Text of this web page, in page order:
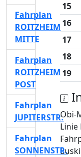
15
16
17
18
19
Obi-
Linie
Fahrplan
ROITZHEIM
MITTE
Fahrplan
ROITZHEIM
POST
Fahrplan
JUPITERSTR.
Fahrplan
SONNENSTR.